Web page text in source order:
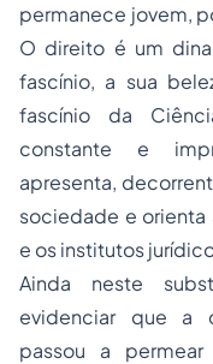
permanece jovem,
O direito é um
fascínio, a sua
fascínio da
constante e
apresenta,
sociedade e
e os institutos
Ainda neste
evidenciar que a
passou a